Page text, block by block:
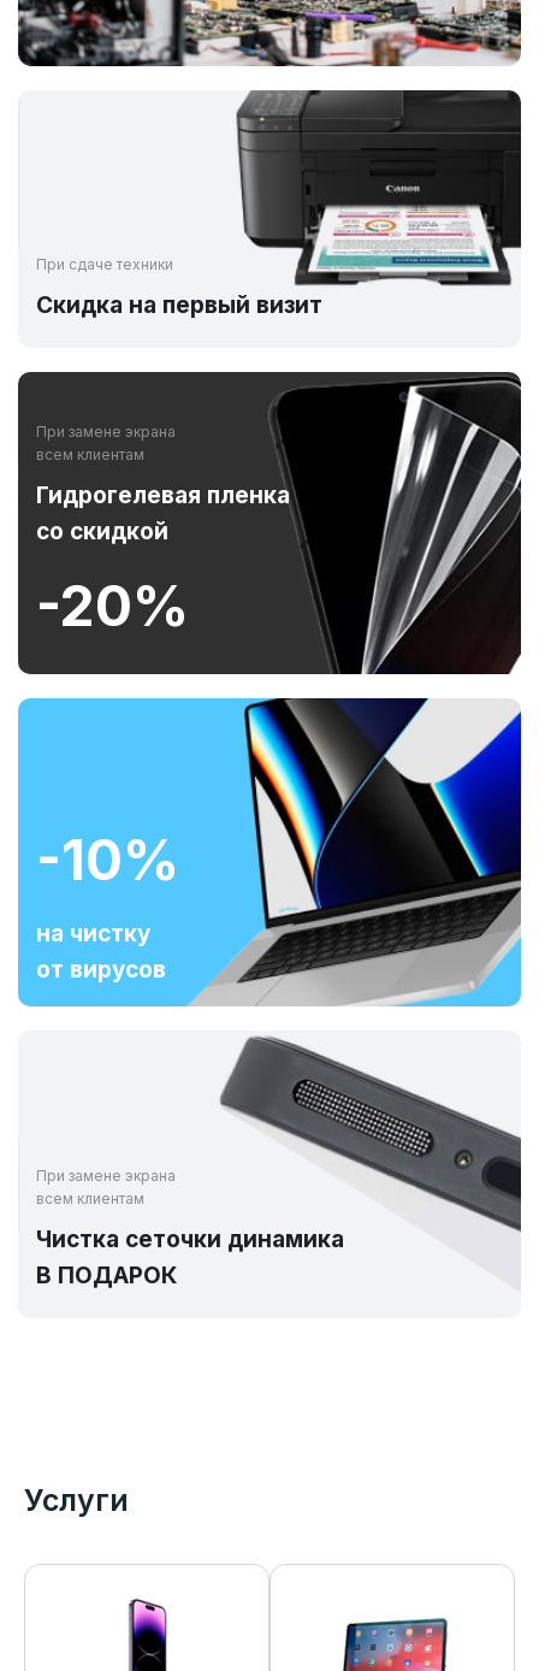
При сдаче техники
Скидка на первый визит
При замене экрана
всем клиентам
Гидрогелевая пленка
со скидкой
-20%
-10%
на чистку
от вирусов
При замене экрана
всем клиентам
Чистка сеточки динамика
В ПОДАРОК
Услуги